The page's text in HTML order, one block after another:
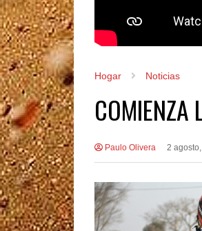
Hogar Noticias
COMIENZA
Paulo Olivera 2